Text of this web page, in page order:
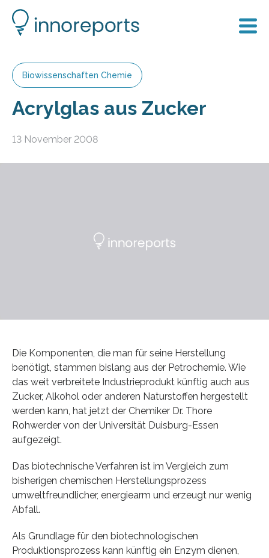
Biowissenschaften Chemie
Acrylglas aus Zucker
13 November 2008
Die Komponenten, die man für seine Herstellung
benötigt, stammen bislang aus der Petrochemie. Wie
das weit verbreitete Industrieprodukt künftig auch aus
Zucker, Alkohol oder anderen Naturstoffen hergestellt
werden kann, hat jetzt der Chemiker Dr. Thore
Rohwerder von der Universität Duisburg-Essen
aufgezeigt.
Das biotechnische Verfahren ist im Vergleich zum
bisherigen chemischen Herstellungsprozess
umweltfreundlicher, energiearm und erzeugt nur wenig
Abfall.
Als Grundlage für den biotechnologischen
Produktionsprozess kann künftig ein Enzym dienen,